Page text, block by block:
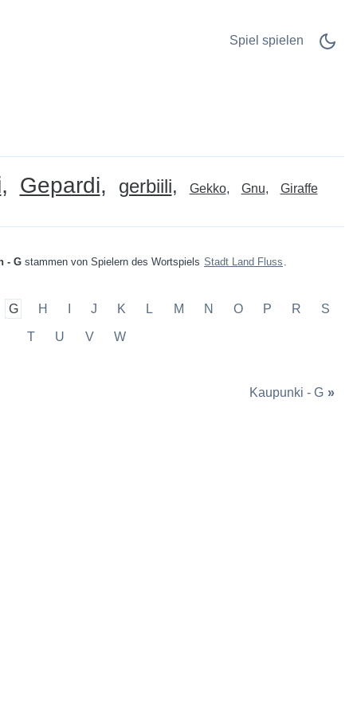
Spiel spielen
Gepardi gerbiili Gekko Gnu Giraffe
- G stammen von Spielern des Wortspiels Stadt Land Fluss .
G H J K L M N O P R S
T U V W
Kaupunki - G »